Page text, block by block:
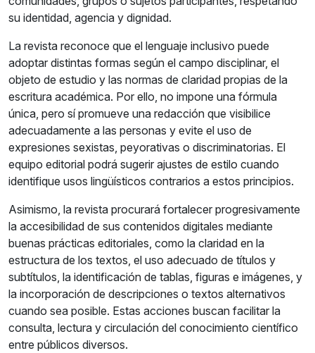
su identidad, agencia y dignidad.
La revista reconoce que el lenguaje inclusivo puede
adoptar distintas formas según el campo disciplinar, el
objeto de estudio y las normas de claridad propias de la
escritura académica. Por ello, no impone una fórmula
única, pero sí promueve una redacción que visibilice
adecuadamente a las personas y evite el uso de
expresiones sexistas, peyorativas o discriminatorias. El
equipo editorial podrá sugerir ajustes de estilo cuando
identifique usos lingüísticos contrarios a estos principios.
Asimismo, la revista procurará fortalecer progresivamente
la accesibilidad de sus contenidos digitales mediante
buenas prácticas editoriales, como la claridad en la
estructura de los textos, el uso adecuado de títulos y
subtítulos, la identificación de tablas, figuras e imágenes, y
la incorporación de descripciones o textos alternativos
cuando sea posible. Estas acciones buscan facilitar la
consulta, lectura y circulación del conocimiento científico
entre públicos diversos.